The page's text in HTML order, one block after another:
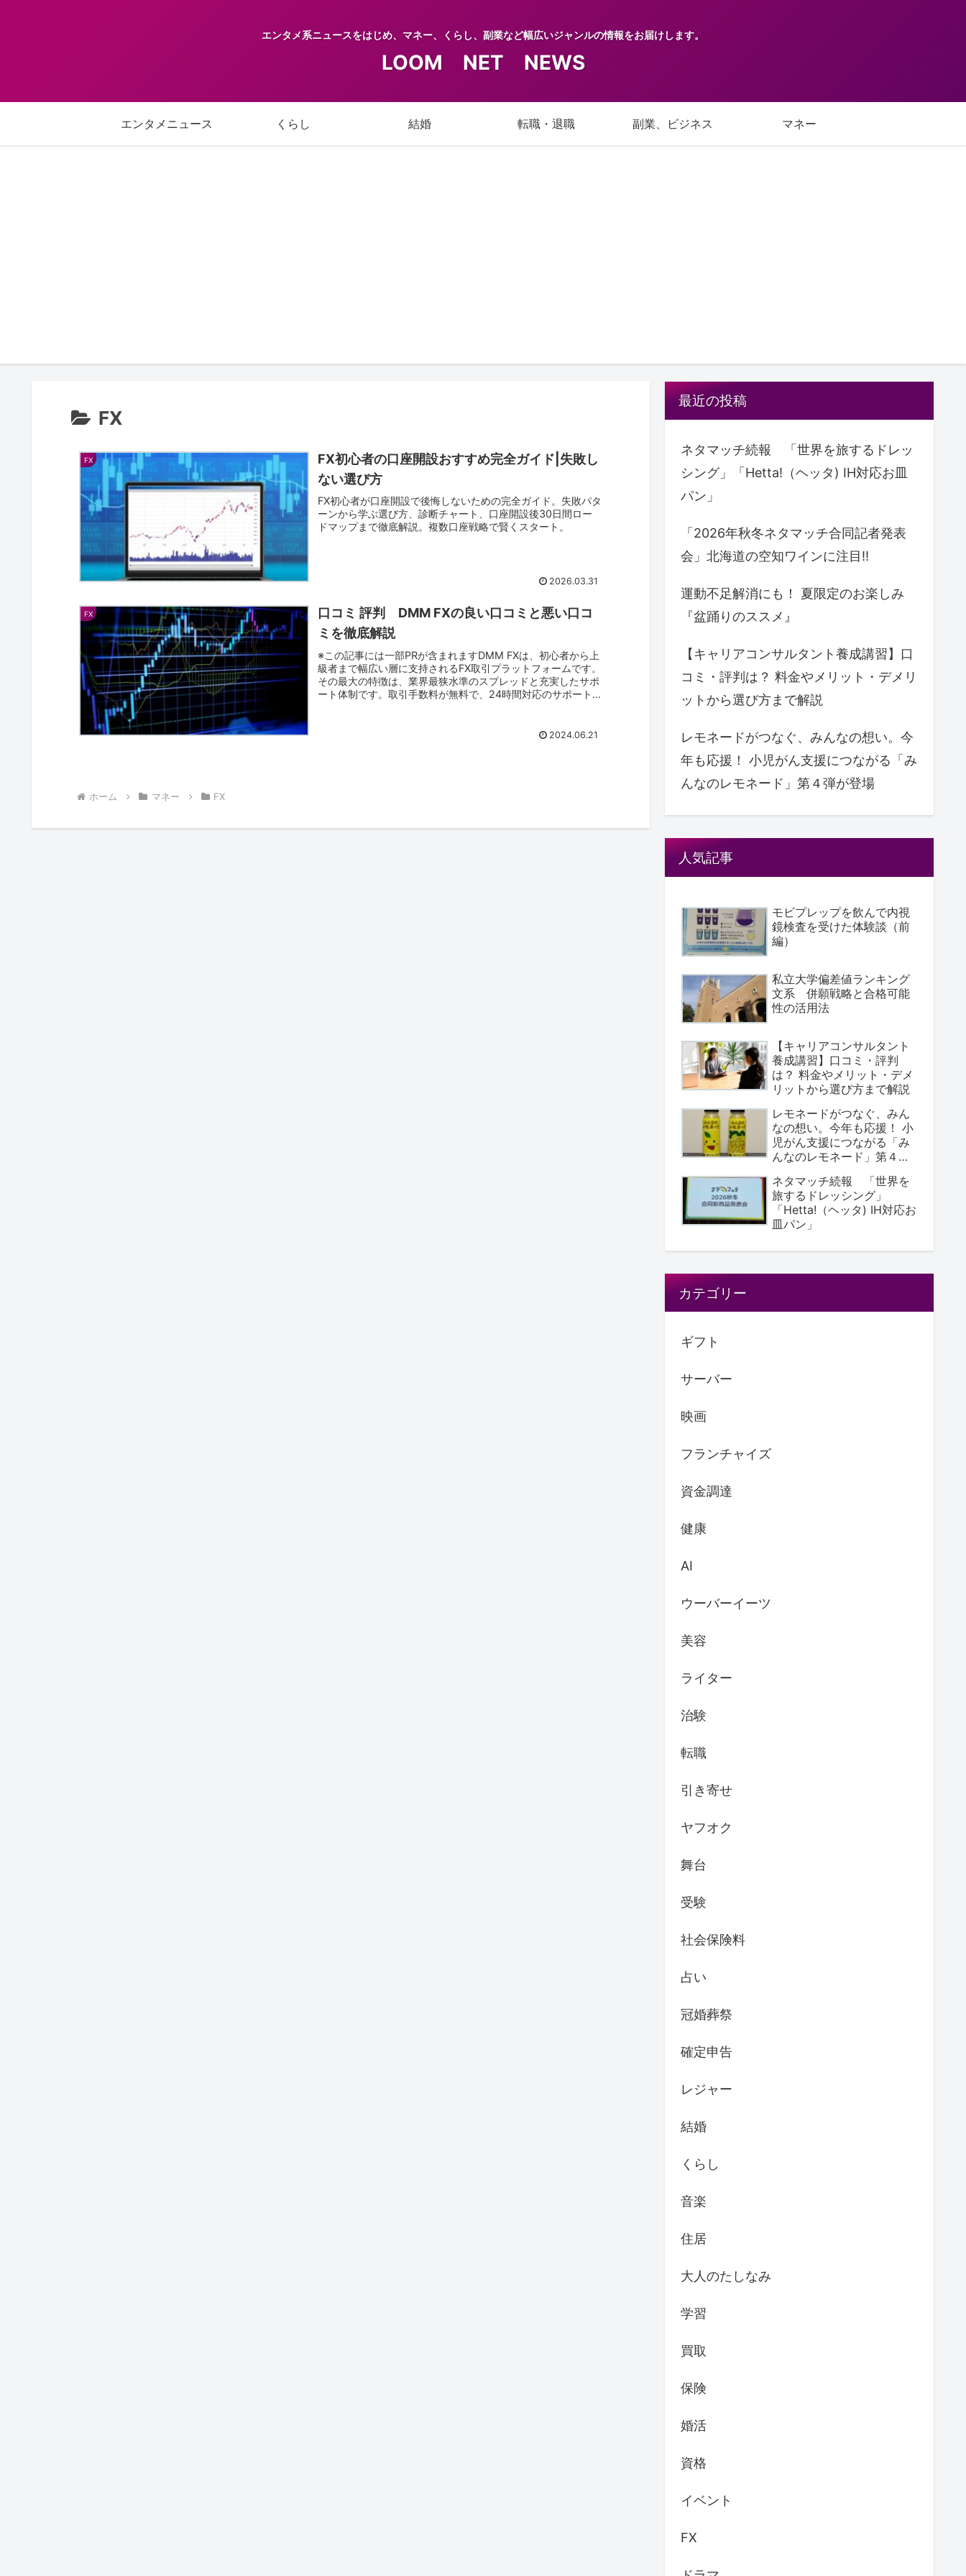
エンタメ系ニュースをはじめ、マネー、くらし、副業など幅広いジャンルの情報をお届けします。
LOOM NET NEWS
エンタメニュース くらし 結婚 転職・退職 副業、ビジネス マネー
FX
FX
FX初心者の口座開設おすすめ完全ガイド|失敗し
ない選び方
FX初心者が口座開設で後悔しないための完全ガイド。失敗パタ
ーンから学ぶ選び方、診断チャート、口座開設後30日間ロー
ドマップまで徹底解説。複数口座戦略で賢くスタート。
2026.03.31
FX
口コミ 評判 DMM FXの良い口コミと悪い口コ
ミを徹底解説
※この記事には一部PRが含まれますDMM FXは、初心者から上
級者まで幅広い層に支持されるFX取引プラットフォームです。
その最大の特徴は、業界最狭水準のスプレッドと充実したサポ
ート体制です。取引手数料が無料で、24時間対応のサポート
2024.06.21
ホーム マネー FX
最近の投稿
ネタマッチ続報 「世界を旅するドレッ
シング」「Hetta!（ヘッタ) IH対応お皿
パン」
「2026年秋冬ネタマッチ合同記者発表
会」北海道の空知ワインに注目!!
運動不足解消にも！ 夏限定のお楽しみ
『盆踊りのススメ』
【キャリアコンサルタント養成講習】口
コミ・評判は？ 料金やメリット・デメリ
ットから選び方まで解説
レモネードがつなぐ、みんなの想い。今
年も応援！ ⼩児がん支援につながる「み
んなのレモネード」第４弾が登場
人気記事
モビプレップを飲んで内視
鏡検査を受けた体験談（前
編）
私立大学偏差値ランキング
文系 併願戦略と合格可能
性の活用法
【キャリアコンサルタント
養成講習】口コミ・評判
は？ 料金やメリット・デメ
リットから選び方まで解説
レモネードがつなぐ、みん
なの想い。今年も応援！ ⼩
児がん支援につながる「み
んなのレモネード」第４弾
ネタマッチ続報 「世界を
旅するドレッシング」
「Hetta!（ヘッタ) IH対応お
皿パン」
カテゴリー
ギフト
サーバー
映画
フランチャイズ
資金調達
健康
AI
ウーバーイーツ
美容
ライター
治験
転職
引き寄せ
ヤフオク
舞台
受験
社会保険料
占い
冠婚葬祭
確定申告
レジャー
結婚
くらし
音楽
住居
大人のたしなみ
学習
買取
保険
婚活
資格
イベント
FX